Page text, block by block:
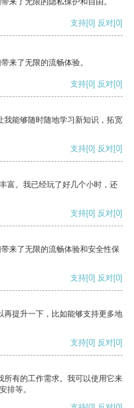
支持[0] 反对[0]
来了无限的流畅体验。
支持[0] 反对[0]
我能够随时随地学习新知识，拓宽
支持[0] 反对[0]
富。我已经玩了好几个小时，还
支持[0] 反对[0]
来了无限的流畅体验和安全性保
支持[0] 反对[0]
再提升一下，比如能够支持更多地
支持[0] 反对[0]
所有的工作需求。我可以使用它来
排等。